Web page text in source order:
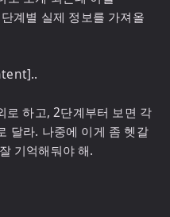
계별 실제 정보를 가져올
로 하고, 2단계부터 보면 각
달라. 나중에 이게 좀 헷갈
기억해둬야 해.